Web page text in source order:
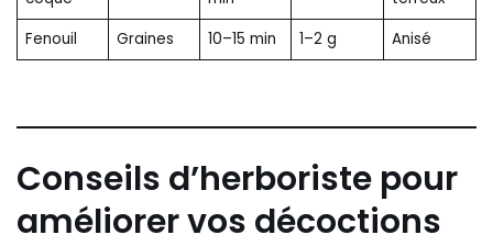
Fenouil
Graines 10–15 min 1–2 g Anisé
Conseils d’herboriste pour
améliorer vos décoctions